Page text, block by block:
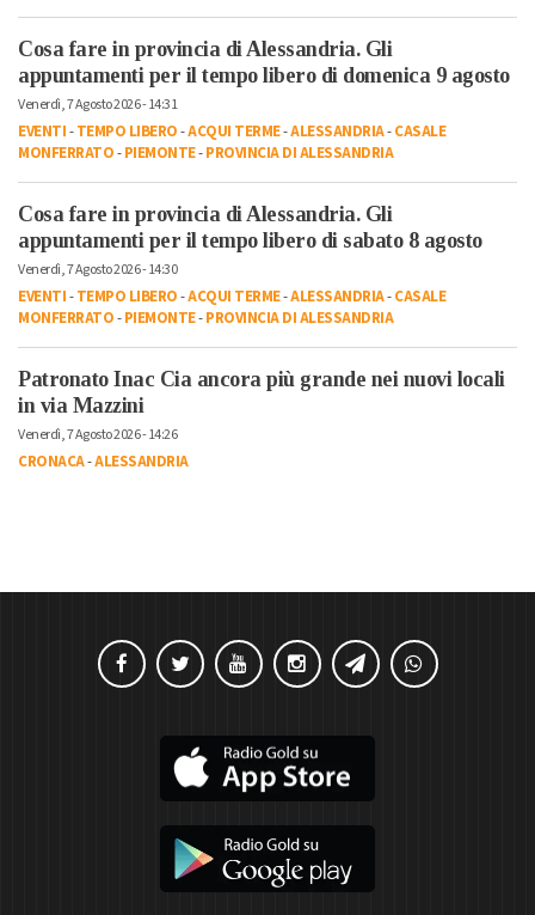
Cosa fare in provincia di Alessandria. Gli
appuntamenti per il tempo libero di domenica 9 agosto
Venerdì, 7 Agosto 2026 - 14:31
EVENTI-TEMPO LIBERO-ACQUI TERME-ALESSANDRIA-CASALE
MONFERRATO-PIEMONTE-PROVINCIA DI ALESSANDRIA
Cosa fare in provincia di Alessandria. Gli
appuntamenti per il tempo libero di sabato 8 agosto
Venerdì, 7 Agosto 2026 - 14:30
EVENTI-TEMPO LIBERO-ACQUI TERME-ALESSANDRIA-CASALE
MONFERRATO-PIEMONTE-PROVINCIA DI ALESSANDRIA
Patronato Inac Cia ancora più grande nei nuovi locali
in via Mazzini
Venerdì, 7 Agosto 2026 - 14:26
CRONACA-ALESSANDRIA